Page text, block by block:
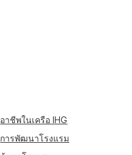
อาชีพในเครือ IHG
การพัฒนาโรงแรม